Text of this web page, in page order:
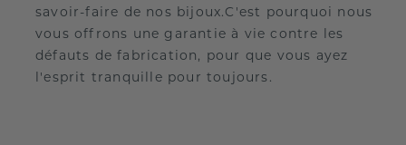
savoir-faire de nos bijoux.C'est pourquoi nous
vous offrons une garantie à vie contre les
défauts de fabrication, pour que vous ayez
l'esprit tranquille pour toujours.